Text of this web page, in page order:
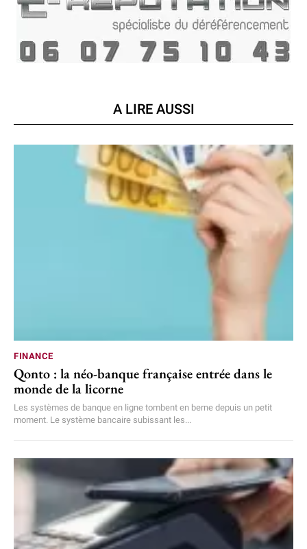
A LIRE AUSSI
FINANCE
Qonto : la néo-banque française entrée dans le
monde de la licorne
Les systèmes de banque en ligne tombent en berne depuis un petit
moment. Le système bancaire subissant les...